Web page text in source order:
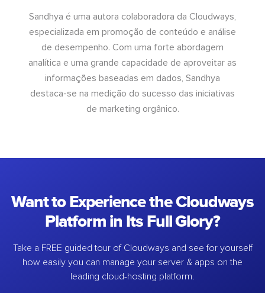
Sandhya é uma autora colaboradora da Cloudways,
especializada em promoção de conteúdo e análise
de desempenho. Com uma forte abordagem
analítica e uma grande capacidade de aproveitar as
informações baseadas em dados, Sandhya
destaca-se na medição do sucesso das iniciativas
de marketing orgânico.
Want to Experience the Cloudways
Platform in Its Full Glory?
Take a FREE guided tour of Cloudways and see for yourself
how easily you can manage your server & apps on the
leading cloud-hosting platform.